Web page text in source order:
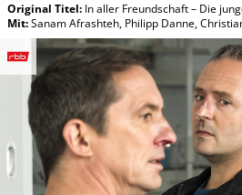
Original Titel: In aller Freundschaft – Die
Mit:Sanam Afrashteh, Philipp Danne,